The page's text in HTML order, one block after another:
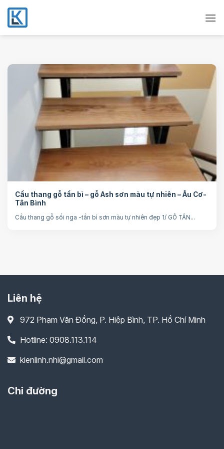
Bỏ
qua
nội
Cầu thang gỗ tần bì – gỗ Ash sơn màu tự nhiên – Âu Cơ-
Tân Bình
Cầu thang gỗ sồi nga -tần bì sơn màu tự nhiên đẹp 1/ GỖ TẦN...
Liên hệ
972 Phạm Văn Đồng, P. Hiệp Bình, TP. Hồ Chí Minh
Hotline: 0908.113.114
kienlinh.nhi@gmail.com
Chỉ đường